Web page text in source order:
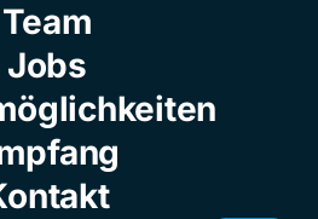
Team
Jobs